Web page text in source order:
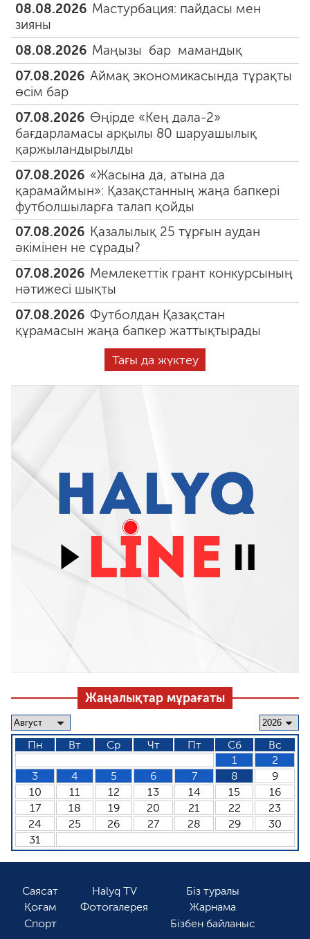
08.08.2026 Мастурбация: пайдасы мен
зияны
08.08.2026 Маңызы бар мамандық
07.08.2026 Аймақ экономикасында тұрақты
өсім бар
07.08.2026 Өңірде «Кең дала-2»
бағдарламасы арқылы 80 шаруашылық
қаржыландырылды
07.08.2026 «Жасына да, атына да
қарамаймын»: Қазақстанның жаңа бапкері
футболшыларға талап қойды
07.08.2026 Қазалылық 25 тұрғын аудан
әкімінен не сұрады?
07.08.2026 Мемлекеттік грант конкурсының
нәтижесі шықты
07.08.2026 Футболдан Қазақстан
құрамасын жаңа бапкер жаттықтырады
Тағы да жүктеу
Жаңалықтар мұрағаты
Пн Вт Ср Чт Пт Сб
Вс
1
2
3
4 5 6 7 8
9
10
11 12 13 14 15
16
17
18 19 20 21 22
23
24
25 26 27 28 29
30
31
Саясат
Қоғам
Спорт
Halyq TV
Фотогалерея
Біз туралы
Жарнама
Бізбен байланыс